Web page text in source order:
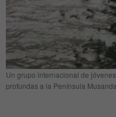
Un grupo internacional de
profundas a la Península